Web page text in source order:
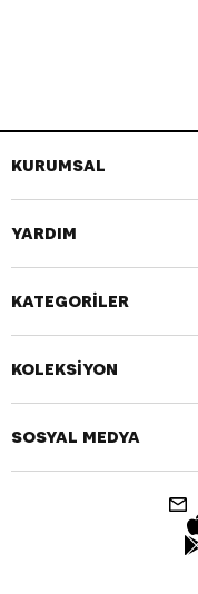
KURUMSAL
YARDIM
KATEGORİLER
KOLEKSİYON
SOSYAL MEDYA